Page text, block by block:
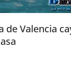
de Valencia